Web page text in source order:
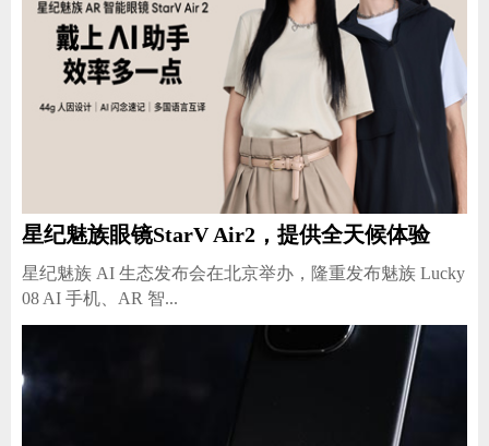
星纪魅族眼镜StarV Air2，提供全天候体验
星纪魅族 AI 生态发布会在北京举办，隆重发布魅族 Lucky
08 AI 手机、AR 智...